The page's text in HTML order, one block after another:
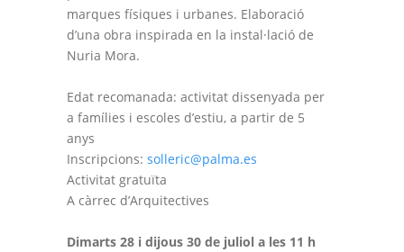
marques físiques i urbanes. Elaboració
d’una obra inspirada en la instal·lació de
Nuria Mora.
Edat recomanada: activitat dissenyada per
a famílies i escoles d’estiu, a partir de 5
anys
Inscripcions: solleric@palma.es
Activitat gratuïta
A càrrec d’Arquitectives
Dimarts 28 i dijous 30 de juliol a les 11 h